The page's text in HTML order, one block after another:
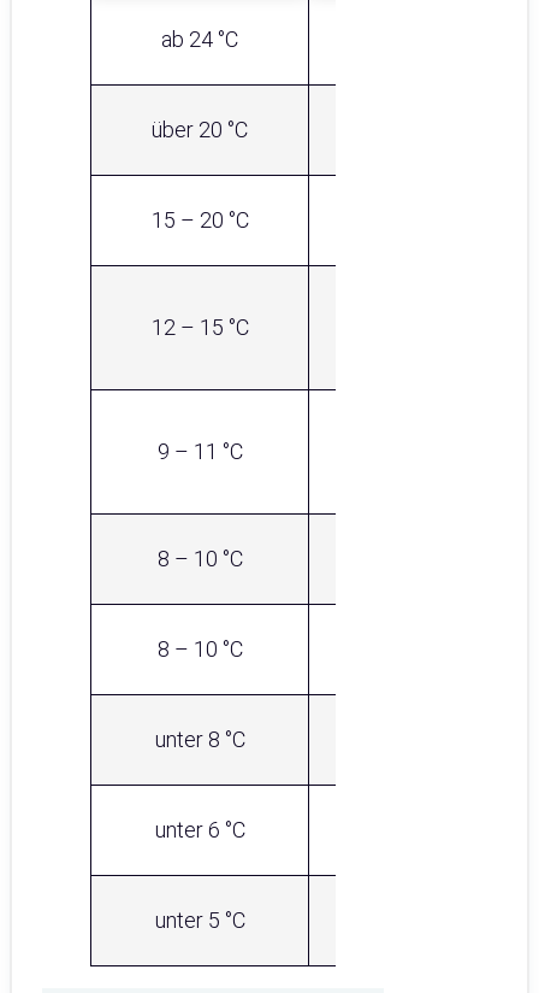
ab 24 °C
über 20 °C
15 – 20 °C
12 – 15 °C
9 – 11 °C
8 – 10 °C
8 – 10 °C
unter 8 °C
unter 6 °C
unter 5 °C